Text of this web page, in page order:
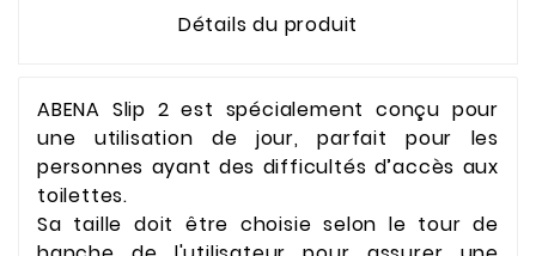
Détails du produit
ABENA Slip 2 est spécialement conçu pour
une utilisation de jour, parfait pour les
personnes ayant des difficultés d’accès aux
toilettes.
Sa taille doit être choisie selon le tour de